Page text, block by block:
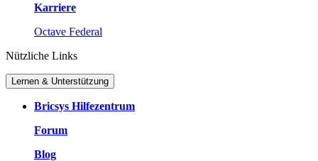
Karriere
Octave Federal
Nützliche Links
Lernen & Unterstützung
Bricsys Hilfezentrum
Forum
Blog